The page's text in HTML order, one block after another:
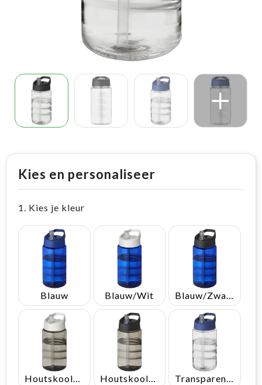
Kies en personaliseer
1. Kies je kleur
Blauw Blauw/Wit
Houtskool/Wit Houtskool/Zwart Transparent/Blauw